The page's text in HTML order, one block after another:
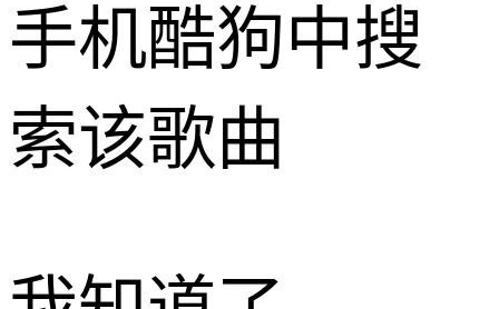
手机酷狗中搜
索该歌曲